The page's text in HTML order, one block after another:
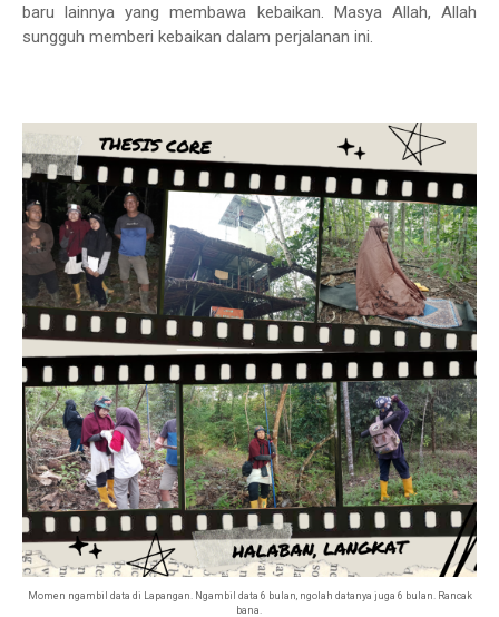
baru lainnya yang membawa kebaikan. Masya Allah, Allah
sungguh memberi kebaikan dalam perjalanan ini.
Momen ngambil data di Lapangan. Ngambil data 6 bulan, ngolah datanya juga 6 bulan. Rancak
bana.